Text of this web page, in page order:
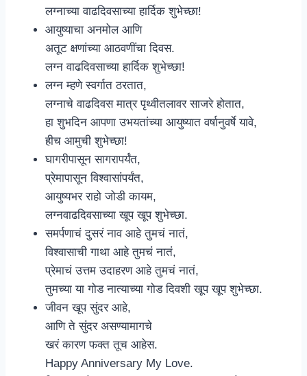
लग्नाच्या वाढदिवसाच्या हार्दिक शुभेच्छा!
आयुष्याचा अनमोल आणि
अतूट क्षणांच्या आठवणींचा दिवस.
लग्न वाढदिवसाच्या हार्दिक शुभेच्छा!
लग्न म्हणे स्वर्गात ठरतात,
लग्नाचे वाढदिवस मात्र पृथ्वीतलावर साजरे होतात,
हा शुभदिन आपणा उभयतांच्या आयुष्यात वर्षानुवर्षे यावे,
हीच आमुची शुभेच्छा!
घागरीपासून सागरापर्यंत,
प्रेमापासून विश्वासांपर्यंत,
आयुष्यभर राहो जोडी कायम,
लग्नवाढदिवसाच्या खूप खूप शुभेच्छा.
समर्पणाचं दुसरं नाव आहे तुमचं नातं,
विश्वासाची गाथा आहे तुमचं नातं,
प्रेमाचं उत्तम उदाहरण आहे तुमचं नातं,
तुमच्या या गोड नात्याच्या गोड दिवशी खूप खूप शुभेच्छा.
जीवन खूप सुंदर आहे,
आणि ते सुंदर असण्यामागचे
खरं कारण फक्त तूच आहेस.
Happy Anniversary My Love.